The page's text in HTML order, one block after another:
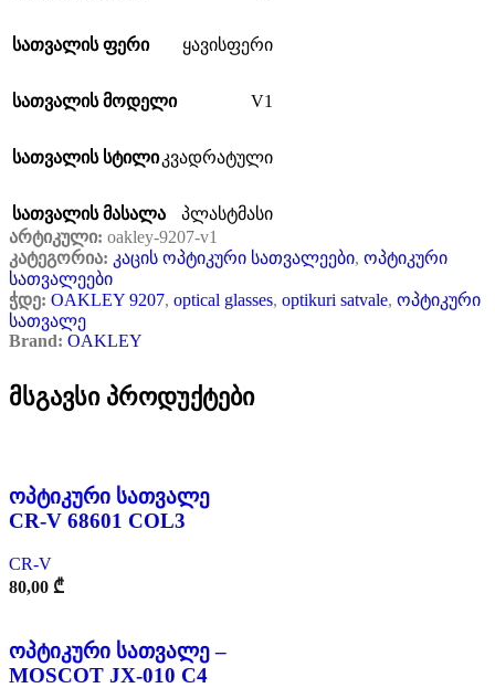
სათვალის ფერი ყავისფერი
სათვალის მოდელი V1
სათვალის სტილიკვადრატული
სათვალის მასალა
პლასტმასი
არტიკული: oakley-9207-v1
კატეგორია: კაცის ოპტიკური სათვალეები, ოპტიკური
სათვალეები
ჭდე: OAKLEY 9207, optical glasses, optikuri satvale, ოპტიკური
სათვალე
Brand: OAKLEY
მსგავსი პროდუქტები
ოპტიკური სათვალე
CR-V 68601 COL3
CR-V
80,00 ₾
ოპტიკური სათვალე –
MOSCOT JX-010 C4